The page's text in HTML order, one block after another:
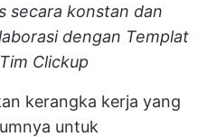
secara konstan dan
dengan Templat
Clickup
kerangka kerja yang
untuk